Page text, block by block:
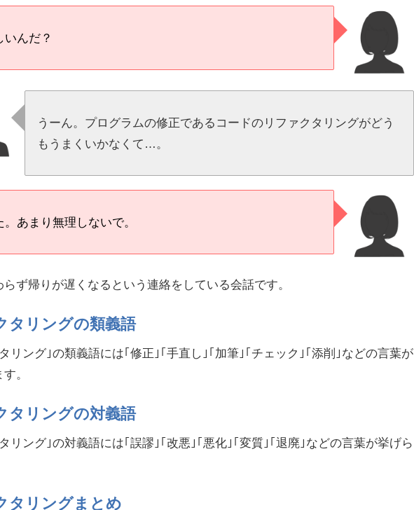
いんだ？
うーん。プログラムの修正であるコードのリファクタリングがどう
もうまくいかなくて…。
。あまり無理しないで。
らず帰りが遅くなるという連絡をしている会話です。
タリングの類義語
タリング｣の類義語には｢修正｣｢手直し｣｢加筆｣｢チェック｣｢添削｣などの言葉が
。
タリングの対義語
タリング｣の対義語には｢誤謬｣｢改悪｣｢悪化｣｢変質｣｢退廃｣などの言葉が挙げら
タリングまとめ